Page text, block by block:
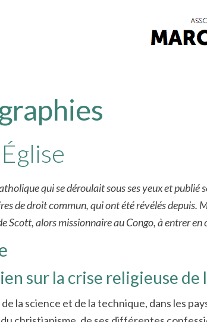
qui se déroulait sous ses yeux et
de droit commun, qui ont été révélés
Scott, alors missionnaire au Congo, à entrer
sur la crise religieuse de
la science et de la technique, dans les